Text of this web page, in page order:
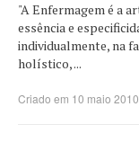
"A Enfermagem é a
essência e
individualmente, na
holístico, ...
Criado em 10 maio 2010